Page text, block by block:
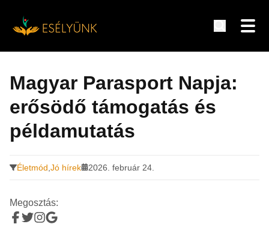
tartalomra
Magyar Parasport Napja:
erősödő támogatás és
példamutatás
Életmód Jó hírek 2026. február 24.
Megosztás: